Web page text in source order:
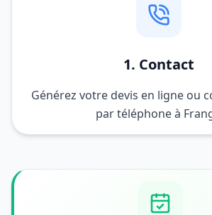
1. Contact
Générez votre devis en ligne ou
par téléphone à